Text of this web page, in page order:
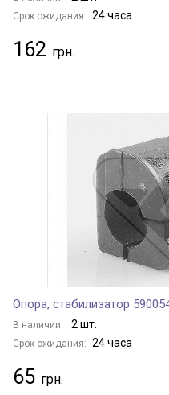
Срок ожидания: 24 часа
162
Опора, стабилизатор
В наличии: 2 шт.
Срок ожидания: 24 часа
65